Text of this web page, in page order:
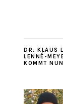
DR. KLAUS
LENNÉ-
KOMMT